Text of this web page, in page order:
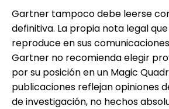
Gartner tampoco debe leerse
definitiva. La propia nota legal
reproduce en sus
Gartner no recomienda elegir
por su posición en un Magic
publicaciones reflejan opiniones
de investigación, no hechos